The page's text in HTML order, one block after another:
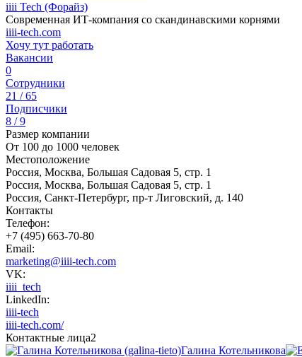
iiii Tech (Форайз)
Современная ИТ-компания со скандинавскими корнями
iiii-tech.com
Хочу тут работать
Вакансии
0
Сотрудники
21 / 65
Подписчики
8 / 9
Размер компании
От 100 до 1000 человек
Местоположение
Россия, Москва, Большая Садовая 5, стр. 1
Россия, Москва, Большая Садовая 5, стр. 1
Россия, Санкт-Петербург, пр-т Лиговский, д. 140
Контакты
Телефон:
+7 (495) 663-70-80
Email:
marketing@iiii-tech.com
VK:
iiii_tech
LinkedIn:
iiii-tech
iiii-tech.com/
Контактные лица2
Галина Котельникова